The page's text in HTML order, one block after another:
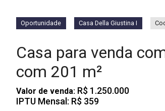
Oportunidade Casa Della Giustina I
Casa para venda
com 201 m²
Valor de venda: R$ 1.250.000
IPTU Mensal: R$ 359